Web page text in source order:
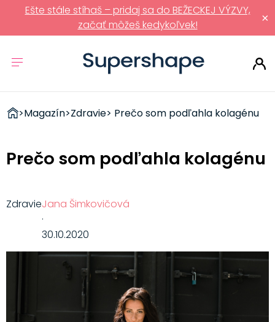
×
Ešte stále stíhaš – pridaj sa do BEŽECKEJ VÝZVY,
začať môžeš kedykoľvek!
ZDRAVÉ
>Magazín>Zdravie> Prečo som podľahla kolagénu
Prečo som podľahla kolagénu
ZdravieJana Šimkovičová
·
30.10.2020